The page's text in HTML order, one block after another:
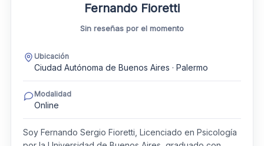
Fernando Fioretti
Sin reseñas por el momento
Ubicación
Ciudad Autónoma de Buenos Aires · Palermo
Modalidad
Online
Soy Fernando Sergio Fioretti, Licenciado en Psicología